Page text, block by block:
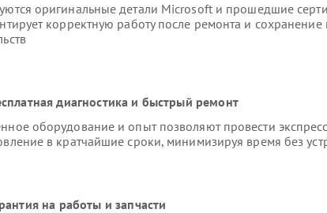
оригинальные детали Microsoft и прошедшие
корректную работу после ремонта и
диагностика и быстрый ремонт
оборудование и опыт позволяют провести
в кратчайшие сроки, минимизируя время без
на работы и запчасти